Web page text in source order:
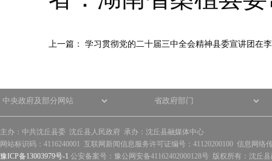
上一篇： 学习贯彻党的二十届三中全会精神县委宣讲团在
主办：中共沈丘县委 沈丘县人民政府 承办：沈丘县融媒体中心
网站标识码：4116240001 互联网新闻信息服务许可证编号：41120200100 信息网络
豫ICP备13003979号-1 公安备案号：豫公网安备41162402000128号 版权所有：沈丘